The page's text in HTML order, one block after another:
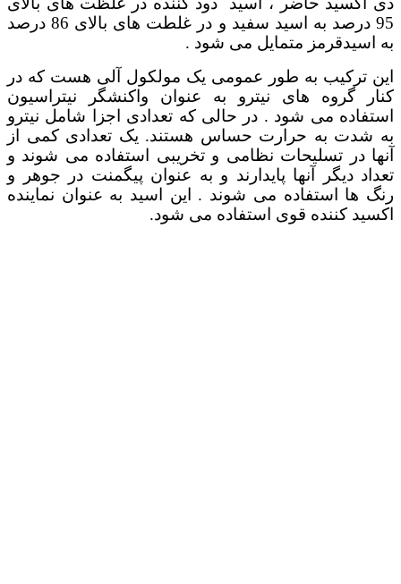
95 درصد به اسید سفید و در غلطت های بالای 86 درصد
به اسیدقرمز متمایل می شود .
این ترکیب به طور عمومی یک مولکول آلی هست که در
کنار گروه های نیترو به عنوان واکنشگر نیتراسیون
استفاده می شود . در حالی که تعدادی اجزا شامل نیترو
به شدت به حرارت حساس هستند. یک تعدادی کمی از
آنها در تسلیحات نظامی و تخریبی استفاده می شوند و
تعداد دیگر آنها پایدارند و به عنوان پیگمنت در جوهر و
رنگ ها استفاده می شوند . این اسید به عنوان نماینده
اکسید کننده قوی استفاده می شود.